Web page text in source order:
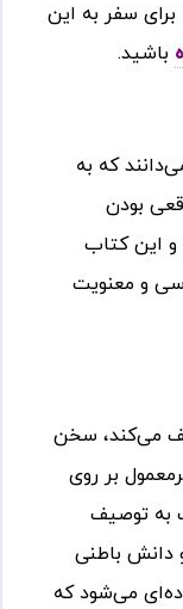
سفر به این
باشید.
که به
بودن
و این کتاب
و معنویت
می‌کند، سخن
بر روی
به توصیف
دانش باطنی
می‌شود که